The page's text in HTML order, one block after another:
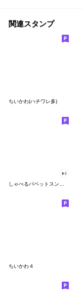
関連スタンプ
ちいかわ(ハチワレ多)
ちいかわ４